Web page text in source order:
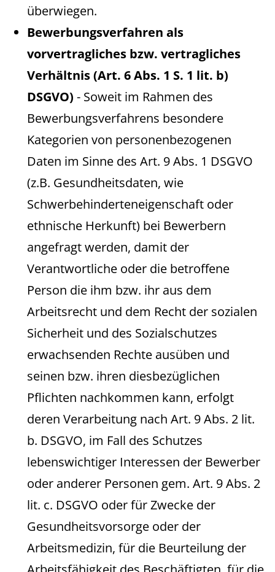
überwiegen.
Bewerbungsverfahren als
vorvertragliches bzw. vertragliches
Verhältnis (Art. 6 Abs. 1 S. 1 lit. b)
DSGVO) - Soweit im Rahmen des
Bewerbungsverfahrens besondere
Kategorien von personenbezogenen
Daten im Sinne des Art. 9 Abs. 1 DSGVO
(z.B. Gesundheitsdaten, wie
Schwerbehinderteneigenschaft oder
ethnische Herkunft) bei Bewerbern
angefragt werden, damit der
Verantwortliche oder die betroffene
Person die ihm bzw. ihr aus dem
Arbeitsrecht und dem Recht der sozialen
Sicherheit und des Sozialschutzes
erwachsenden Rechte ausüben und
seinen bzw. ihren diesbezüglichen
Pflichten nachkommen kann, erfolgt
deren Verarbeitung nach Art. 9 Abs. 2 lit.
b. DSGVO, im Fall des Schutzes
lebenswichtiger Interessen der Bewerber
oder anderer Personen gem. Art. 9 Abs. 2
lit. c. DSGVO oder für Zwecke der
Gesundheitsvorsorge oder der
Arbeitsmedizin, für die Beurteilung der